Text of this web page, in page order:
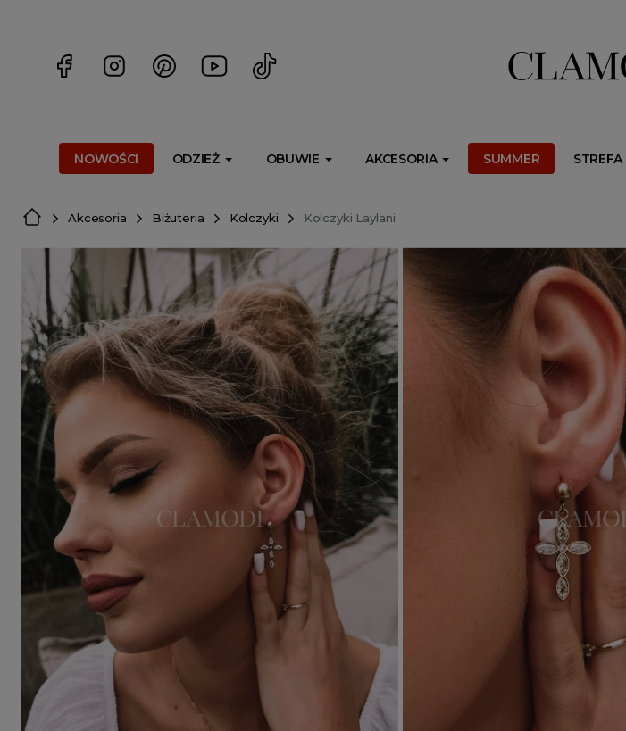
NOWOŚCI ODZIEŻ OBUWIE AKCESORIA SUMMER
Akcesoria Biżuteria Kolczyki Kolczyki Laylani